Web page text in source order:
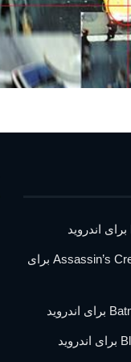
دانلود Assassin’s Creed IV: Black Flag برای